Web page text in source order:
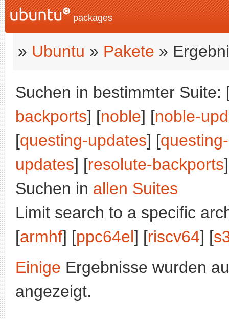
packages
» Ubuntu » Pakete »
Suchen in bestimmter Suite:
backports] [noble] [noble-
[questing-updates] [
updates] [resolute-backports
Suchen in allen Suites
Limit search to a specific
[armhf] [ppc64el] [riscv64] [
Einige Ergebnisse wurden
angezeigt.